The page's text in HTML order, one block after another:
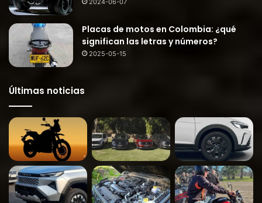
2024-06-07
Placas de motos en Colombia: ¿qué
significan las letras y números?
2025-05-15
Últimas noticias